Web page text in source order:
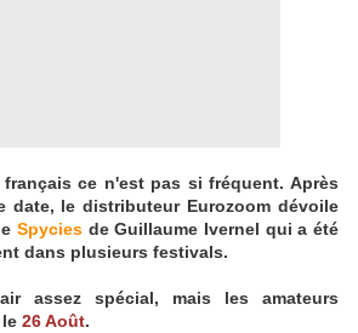
ce n'est pas si fréquent. Après
date, le distributeur Eurozoom dévoile
Spyciesde Guillaume Ivernel qui a été
dans plusieurs festivals.
assez spécial, mais les amateurs
26 Août.